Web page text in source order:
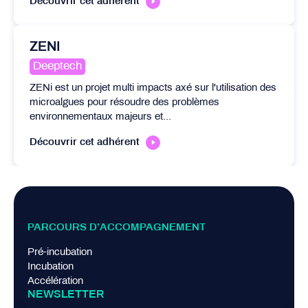
ZENI
Deeptech
ZENi est un projet multi impacts axé sur l'utilisation des
microalgues pour résoudre des problèmes
environnementaux majeurs et...
Découvrir cet adhérent
PARCOURS D’ACCOMPAGNEMENT
Pré-incubation
Incubation
Accélération
NEWSLETTER